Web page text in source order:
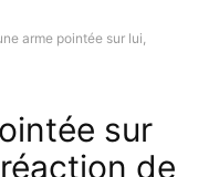
arme pointée sur lui,
sur
de